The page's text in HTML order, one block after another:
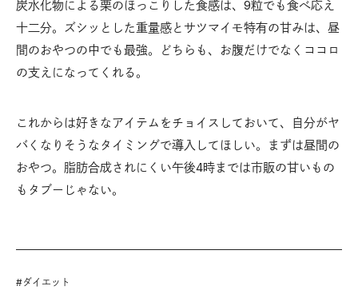
炭水化物による栗のほっこりした食感は、9粒でも食べ応え
十二分。ズシッとした重量感とサツマイモ特有の甘みは、昼
間のおやつの中でも最強。どちらも、お腹だけでなくココロ
の支えになってくれる。
これからは好きなアイテムをチョイスしておいて、自分がヤ
バくなりそうなタイミングで導入してほしい。まずは昼間の
おやつ。脂肪合成されにくい午後4時までは市販の甘いもの
もタブーじゃない。
#ダイエット